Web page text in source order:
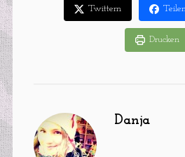
Twittern
Drucken
Danja